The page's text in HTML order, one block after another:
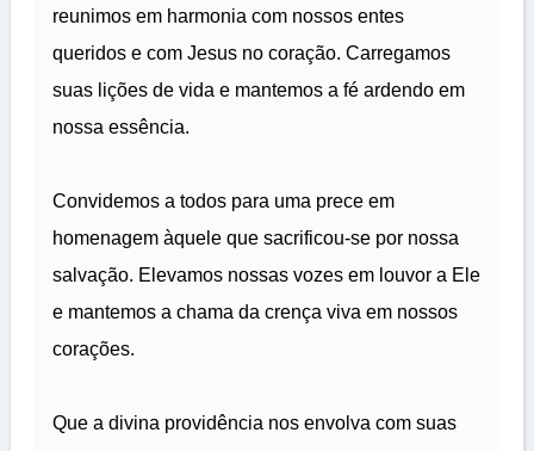
reunimos em harmonia com nossos entes
queridos e com Jesus no coração. Carregamos
suas lições de vida e mantemos a fé ardendo em
nossa essência.
Convidemos a todos para uma prece em
homenagem àquele que sacrificou-se por nossa
salvação. Elevamos nossas vozes em louvor a Ele
e mantemos a chama da crença viva em nossos
corações.
Que a divina providência nos envolva com suas